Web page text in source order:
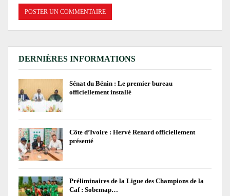
DERNIÈRES INFORMATIONS
Sénat du Bénin : Le premier bureau
officiellement installé
Côte d’Ivoire : Hervé Renard officiellement
présenté
Préliminaires de la Ligue des Champions de la
Caf : Sobemap…